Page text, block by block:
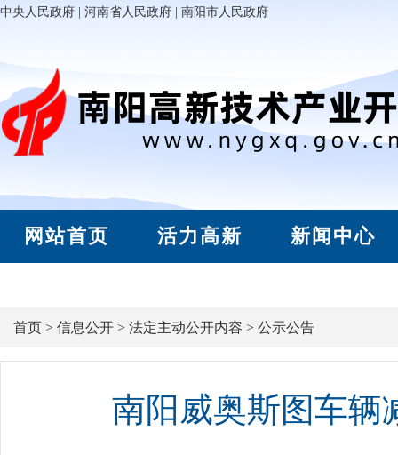
中央人民政府 河南省人民政府 南阳市人民政府
网站首页 活力高新 新闻中心
首页 > 信息公开 > 法定主动公开内容 > 公示公告
南阳威奥斯图车辆